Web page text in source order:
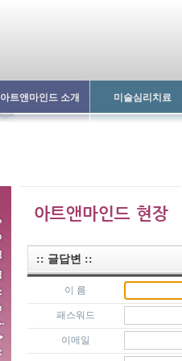
아트앤마인드 소개 미술심리치료
:: 글답변 ::
이 름
패스워드
이메일